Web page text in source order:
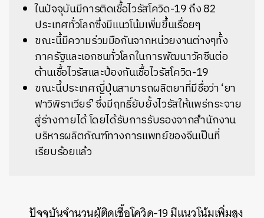
ในปัจจุบันมีการติดเชื้อไวรัสโควิด-19ถึง82
ประเทศทั่วโลกซึ่งมีแนวโน้มเพิ่มขึ้นเรื่อยๆ
ขณะนี้มีความร่วมมือกันจากหน่วยงานต่างๆทั้ง
ภาครัฐและเอกชนทั่วโลกในการพัฒนาวัคซีนต่อ
ต้านเชื้อไวรัสและป้องกันเชื้อไวรัสโควิด-19
ขณะนี้ประเทศญี่ปุ่นสามารถผลิตยาที่มีชื่อว่า‘ยา
ฟาวิพิราเวียร์’ซึ่งมีฤทธิ์ยับยั้งไวรัสให้แพร่กระจาย
สู่ร่างกายได้โดยได้รับการรับรองจากสำนักงาน
บริหารผลิตภัณฑ์ทางการแพทย์ของจีนเป็นที่
เรียบร้อยแล้ว
ปัจจุบันจำนวนผู้ติดเชื้อโควิด-19มีแนวโน้มเพิ่มสูง